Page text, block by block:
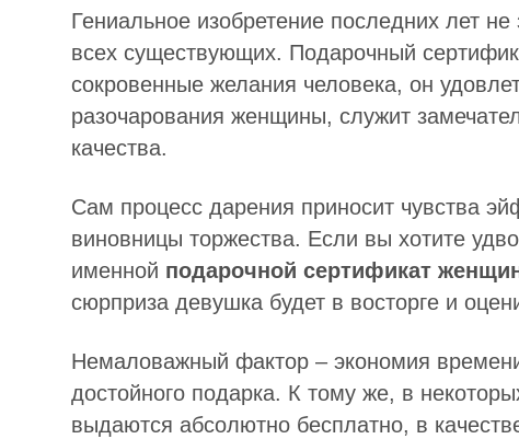
Гениальное изобретение последних лет
всех существующих. Подарочный
сокровенные желания человека, он
разочарования женщины, служит
качества.
Сам процесс дарения приносит чувства
виновницы торжества. Если вы хотите
именной подарочной сертификат
сюрприза девушка будет в восторге и
Немаловажный фактор – экономия
достойного подарка. К тому же, в
выдаются абсолютно бесплатно, в